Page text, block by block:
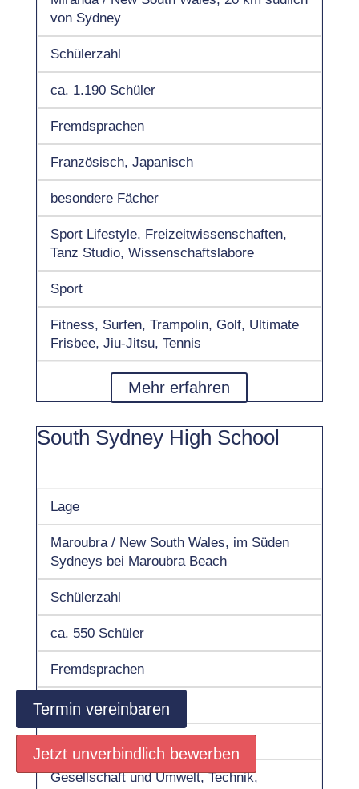
Jetzt unverbindlich bewerben
Jetzt unverbindlich bewerben
Jetzt unverbindlich bewerben
Termin vereinbaren
von Sydney
Schülerzahl
ca. 1.190 Schüler
Fremdsprachen
Französisch, Japanisch
besondere Fächer
Sport Lifestyle, Freizeitwissenschaften,
Tanz Studio, Wissenschaftslabore
Sport
Fitness, Surfen, Trampolin, Golf, Ultimate
Frisbee, Jiu-Jitsu, Tennis
Mehr erfahren
South Sydney High School
Lage
Maroubra / New South Wales, im Süden
Sydneys bei Maroubra Beach
Schülerzahl
ca. 550 Schüler
Fremdsprachen
Spanisch
Gesellschaft und Umwelt, Technik,